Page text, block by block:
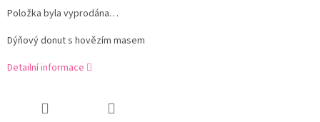
Položka byla vyprodána…
Dýňový donut s hovězím masem
Detailní informace